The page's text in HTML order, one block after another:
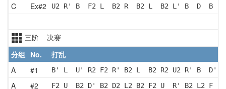
C Ex#2 U2 R' B  F2 L  B2 R  B2 L  B2 L' B  D  B
三阶 决赛
分组 No.
打乱
A
#1 B' L  U' R2 F2 R' B2 L  B2 R2 U2 R' B  D'
A #2 F2 U  B2 D' B2 D2 L2 B2 F2 U  R' B2 L2 F